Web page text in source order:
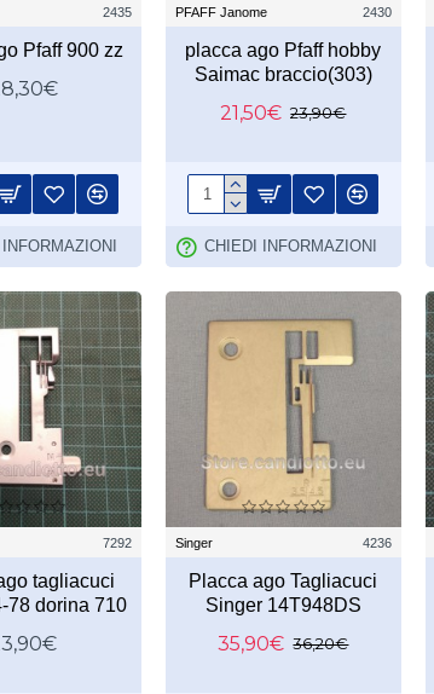
2435
Pfaff 900 zz
PFAFF Janome 2430
placca ago Pfaff hobby
Saimac braccio(303)
21,50€ 23,90€
CHIEDI INFORMAZIONI
7292
tagliacuci
78 dorina 710
Singer 4236
Placca ago Tagliacuci
Singer 14T948DS
35,90€ 36,20€